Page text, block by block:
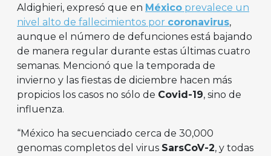
Aldighieri, expresó que en México prevalece un
nivel alto de fallecimientos por coronavirus,
aunque el número de defunciones está bajando
de manera regular durante estas últimas cuatro
semanas. Mencionó que la temporada de
invierno y las fiestas de diciembre hacen más
propicios los casos no sólo de Covid-19, sino de
influenza.
“México ha secuenciado cerca de 30,000
genomas completos del virus SarsCoV-2, y todas